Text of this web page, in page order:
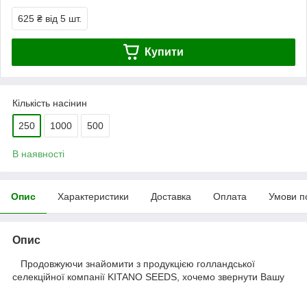
625 ₴ від 5 шт.
Купити
Кількість насінин
250 1000 500
В наявності
Опис Характеристики Доставка Оплата Умови
Опис
Продовжуючи знайомити з продукцією голландської
селекційної компанії KITANO SEEDS, хочемо звернути Вашу